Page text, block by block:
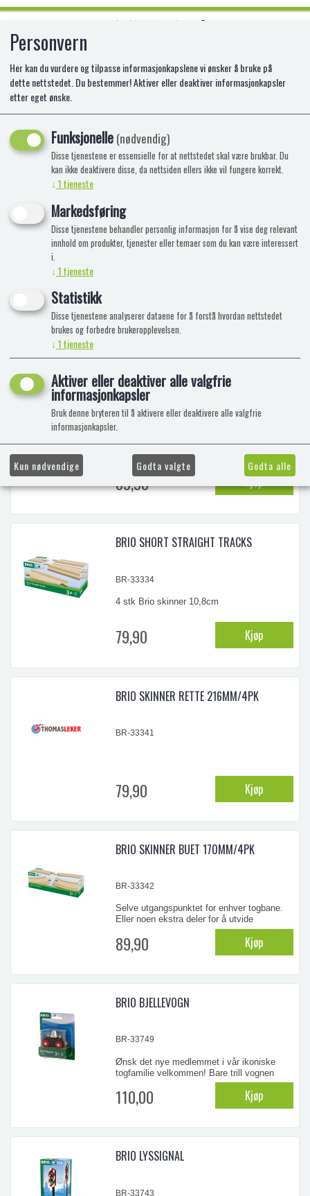
Treleker
Viser 47 produkter
BRIO SKINNER RETT MINI 54MM/4
...
69,90
BRIO SKINNER RETT 144MM/4PK
BR-33335
Eller noen ekstra deler for å utvide
systemet ditt. 4 stk. i pakke. Lengde 144
69,90 Kjøp
BRIO SHORT STRAIGHT TRACKS
BR-33334
4 stk Brio skinner 10,8cm
...
79,90 Kjøp
BRIO SKINNER RETTE 216MM/4PK
BR-33341
79,90 Kjøp
BRIO SKINNER BUET 170MM/4PK
BR-33342
Selve utgangspunktet for enhver togbane.
Eller noen ekstra deler for å utvide
systemet ditt. 4 stk. i pakke. Lengde 170
mm.
89,90 Kjøp
BRIO BJELLEVOGN
BR-33749
Ønsk det nye medlemmet i vår ikoniske
togfamilie velkommen! Bare trill vognen
frem og tilbake for å høre den klingende
lyden. Dette er en treleke som passer
perfekt til de klassiske BRIO-togene.
110,00 Kjøp
BRIO LYSSIGNAL
BR-33743
Personvern
Her kan du vurdere og tilpasse informasjonkapslene vi ønsker å bruke på
dette nettstedet. Du bestemmer! Aktiver eller deaktiver informasjonkapsler
etter eget ønske.
Funksjonelle(nødvendig)
Disse tjenestene er essensielle for at nettstedet skal være brukbar. Du
kan ikke deaktivere disse, da nettsiden ellers ikke vil fungere korrekt.
↓ 1tjeneste
Markedsføring
Disse tjenestene behandler personlig informasjon for å vise deg relevant
innhold om produkter, tjenester eller temaer som du kan være interessert
i.
↓ 1tjeneste
Statistikk
Disse tjenestene analyserer dataene for å forstå hvordan nettstedet
brukes og forbedre brukeropplevelsen.
↓ 1tjeneste
Aktiver eller deaktiver alle valgfrie
informasjonkapsler
Bruk denne bryteren til å aktivere eller deaktivere alle valgfrie
informasjonkapsler.
Kun nødvendige Godta valgte Godta alle